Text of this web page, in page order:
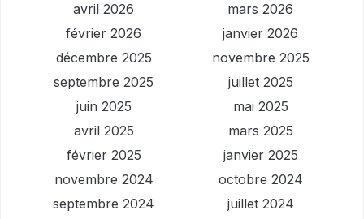
avril 2026
mars 2026
février 2026
janvier 2026
décembre 2025
novembre 2025
septembre 2025
juillet 2025
juin 2025
mai 2025
avril 2025
mars 2025
février 2025
janvier 2025
novembre 2024
octobre 2024
septembre 2024
juillet 2024